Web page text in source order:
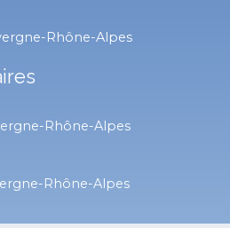
Rhône-Alpes
Rhône-Alpes
Rhône-Alpes